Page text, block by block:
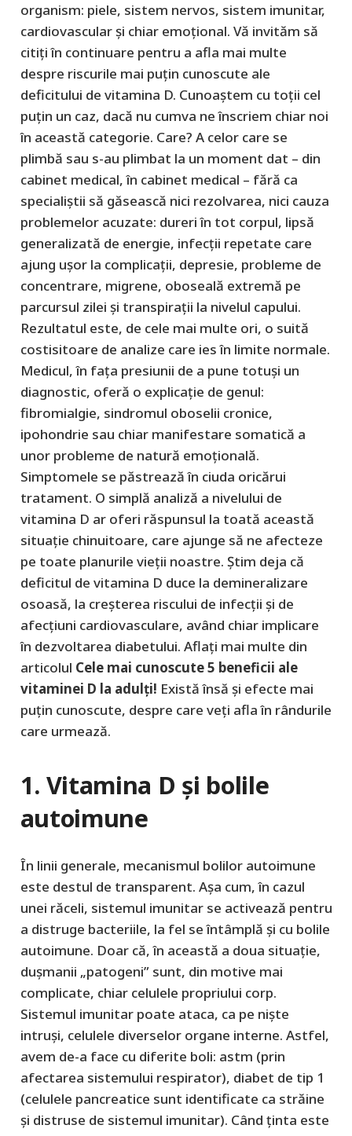
organism: piele, sistem nervos, sistem imunitar,
cardiovascular și chiar emoțional. Vă invităm să
citiți în continuare pentru a afla mai multe
despre riscurile mai puțin cunoscute ale
deficitului de vitamina D. Cunoaștem cu toții cel
puțin un caz, dacă nu cumva ne înscriem chiar noi
în această categorie. Care? A celor care se
plimbă sau s-au plimbat la un moment dat – din
cabinet medical, în cabinet medical – fără ca
specialiștii să găsească nici rezolvarea, nici cauza
problemelor acuzate: dureri în tot corpul, lipsă
generalizată de energie, infecții repetate care
ajung ușor la complicații, depresie, probleme de
concentrare, migrene, oboseală extremă pe
parcursul zilei și transpirații la nivelul capului.
Rezultatul este, de cele mai multe ori, o suită
costisitoare de analize care ies în limite normale.
Medicul, în fața presiunii de a pune totuși un
diagnostic, oferă o explicație de genul:
fibromialgie, sindromul oboselii cronice,
ipohondrie sau chiar manifestare somatică a
unor probleme de natură emoțională.
Simptomele se păstrează în ciuda oricărui
tratament. O simplă analiză a nivelului de
vitamina D ar oferi răspunsul la toată această
situație chinuitoare, care ajunge să ne afecteze
pe toate planurile vieții noastre. Știm deja că
deficitul de vitamina D duce la demineralizare
osoasă, la creșterea riscului de infecții și de
afecțiuni cardiovasculare, având chiar implicare
în dezvoltarea diabetului. Aflați mai multe din
articolul Cele mai cunoscute 5 beneficii ale
vitaminei D la adulți! Există însă și efecte mai
puțin cunoscute, despre care veți afla în rândurile
care urmează.
1. Vitamina D și bolile
autoimune
În linii generale, mecanismul bolilor autoimune
este destul de transparent. Așa cum, în cazul
unei răceli, sistemul imunitar se activează pentru
a distruge bacteriile, la fel se întâmplă și cu bolile
autoimune. Doar că, în această a doua situație,
dușmanii „patogeni” sunt, din motive mai
complicate, chiar celulele propriului corp.
Sistemul imunitar poate ataca, ca pe niște
intruși, celulele diverselor organe interne. Astfel,
avem de-a face cu diferite boli: astm (prin
afectarea sistemului respirator), diabet de tip 1
(celulele pancreatice sunt identificate ca străine
și distruse de sistemul imunitar). Când ținta este